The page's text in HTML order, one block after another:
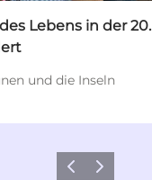
Lebens in der 20.
und die Inseln
ZurückWeiter